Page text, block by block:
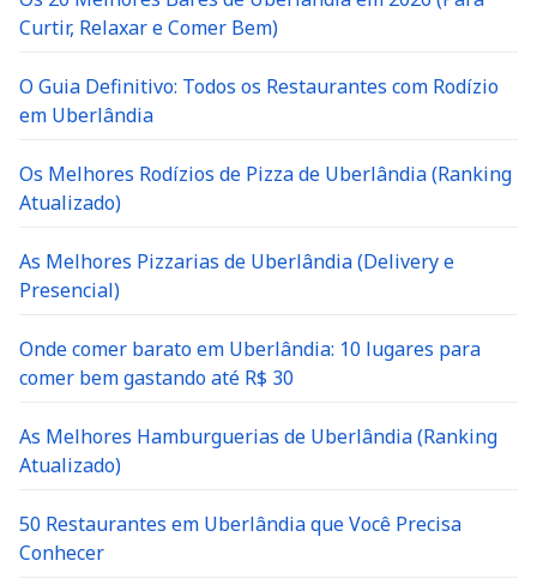
Curtir, Relaxar e Comer Bem)
O Guia Definitivo: Todos os Restaurantes com Rodízio
em Uberlândia
Os Melhores Rodízios de Pizza de Uberlândia (Ranking
Atualizado)
As Melhores Pizzarias de Uberlândia (Delivery e
Presencial)
Onde comer barato em Uberlândia: 10 lugares para
comer bem gastando até R$ 30
As Melhores Hamburguerias de Uberlândia (Ranking
Atualizado)
50 Restaurantes em Uberlândia que Você Precisa
Conhecer